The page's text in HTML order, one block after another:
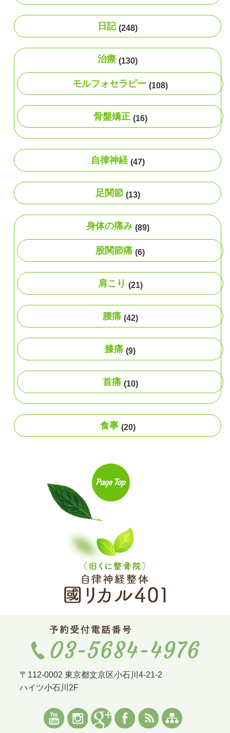
日記 (248)
治療 (130)
モルフォセラピー (108)
骨盤矯正 (16)
自律神経 (47)
足関節 (13)
身体の痛み (89)
股関節痛 (6)
肩こり (21)
腰痛 (42)
膝痛 (9)
首痛 (10)
食事 (20)
〒112-0002 東京都文京区小石川4-21-2
ハイツ小石川2F